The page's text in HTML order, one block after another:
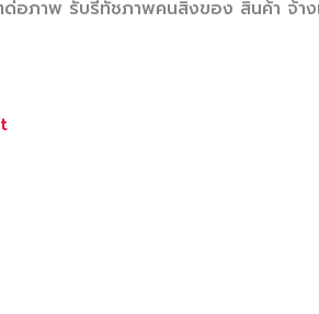
ด่อภาพ รับรีทัชภาพคนสิ่งของ สินค้า จ้า